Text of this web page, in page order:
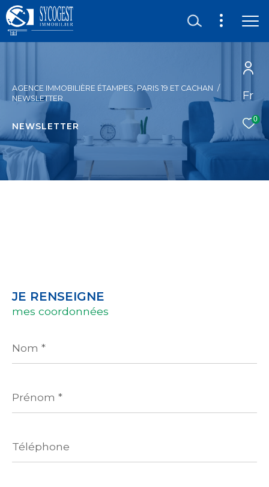
Fr
0
AGENCE IMMOBILIÈRE ÉTAMPES, PARIS 19 ET CACHAN
NEWSLETTER
NEWSLETTER
JE RENSEIGNE
mes coordonnées
*
*